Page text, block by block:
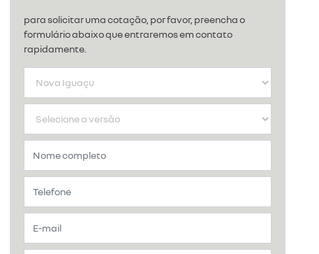
para solicitar uma cotação, por favor, preencha o
formulário abaixo que entraremos em contato
rapidamente.